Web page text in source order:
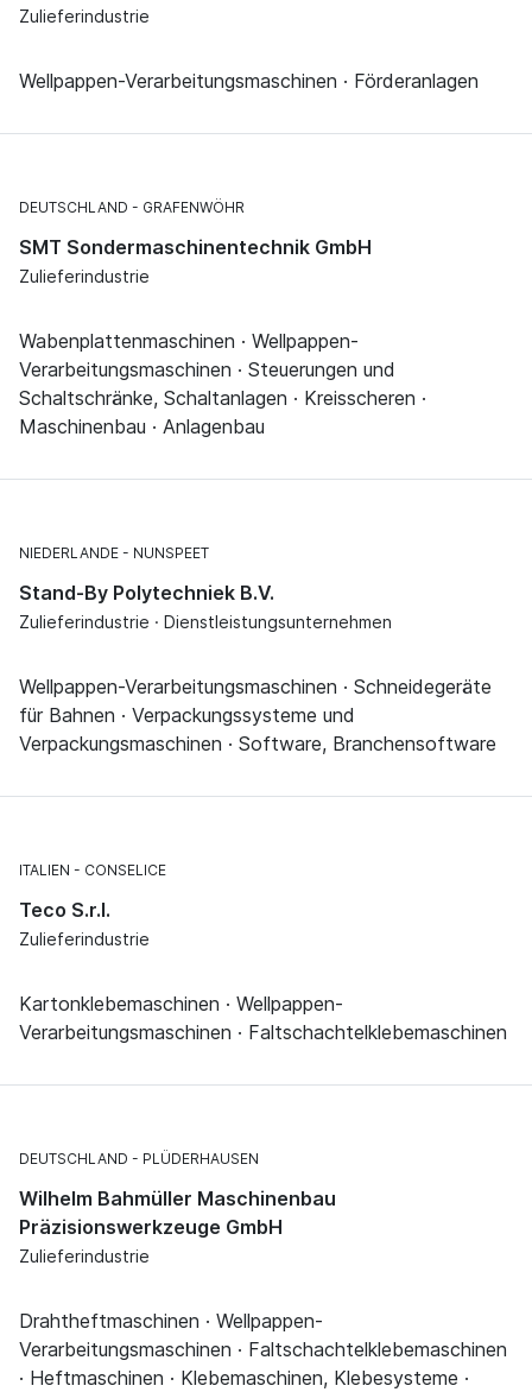
Zulieferindustrie
Wellpappen-Verarbeitungsmaschinen · Förderanlagen
DEUTSCHLAND GRAFENWÖHR
SMT Sondermaschinentechnik GmbH
Zulieferindustrie
Wabenplattenmaschinen · Wellpappen-
Verarbeitungsmaschinen · Steuerungen und
Schaltschränke, Schaltanlagen · Kreisscheren ·
Maschinenbau · Anlagenbau
NIEDERLANDE NUNSPEET
Stand-By Polytechniek B.V.
Zulieferindustrie · Dienstleistungsunternehmen
Wellpappen-Verarbeitungsmaschinen · Schneidegeräte
für Bahnen · Verpackungssysteme und
Verpackungsmaschinen · Software, Branchensoftware
ITALIEN CONSELICE
Teco S.r.l.
Zulieferindustrie
Kartonklebemaschinen · Wellpappen-
Verarbeitungsmaschinen · Faltschachtelklebemaschinen
DEUTSCHLAND PLÜDERHAUSEN
Wilhelm Bahmüller Maschinenbau
Präzisionswerkzeuge GmbH
Zulieferindustrie
Drahtheftmaschinen · Wellpappen-
Verarbeitungsmaschinen · Faltschachtelklebemaschinen
· Heftmaschinen · Klebemaschinen, Klebesysteme ·